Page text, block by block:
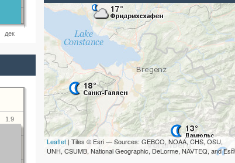
дек
1.9
Leaflet | Tiles © Esri — Sources: GEBCO, NOAA, CHS, OSU,
UNH, CSUMB, National Geographic, DeLorme, NAVTEQ, and Esri